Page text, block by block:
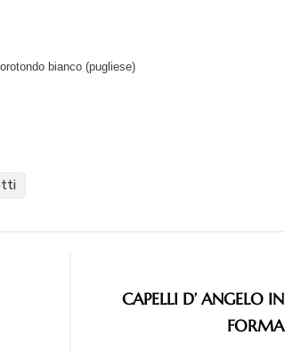
bianco (pugliese)
CAPELLI D’ ANGELO IN
FORMA